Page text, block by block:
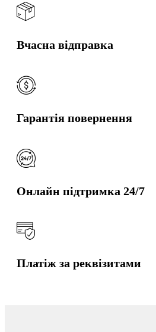
Вчасна відправка
Гарантія повернення
Онлайн підтримка 24/7
Платіж за реквізитами